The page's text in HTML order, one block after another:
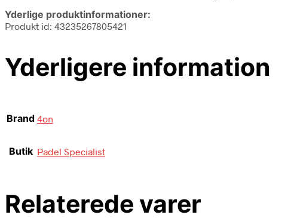
Yderlige produktinformationer:
Produkt id: 43235267805421
Yderligere information
Brand 4on
Butik Padel Specialist
Relaterede varer